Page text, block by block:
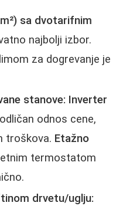
sa dvotarifnim
najbolji izbor.
za dogrevanje je
stanove: Inverter
odnos cene,
troškova. Etažno
termostatom
drvetu/uglju: